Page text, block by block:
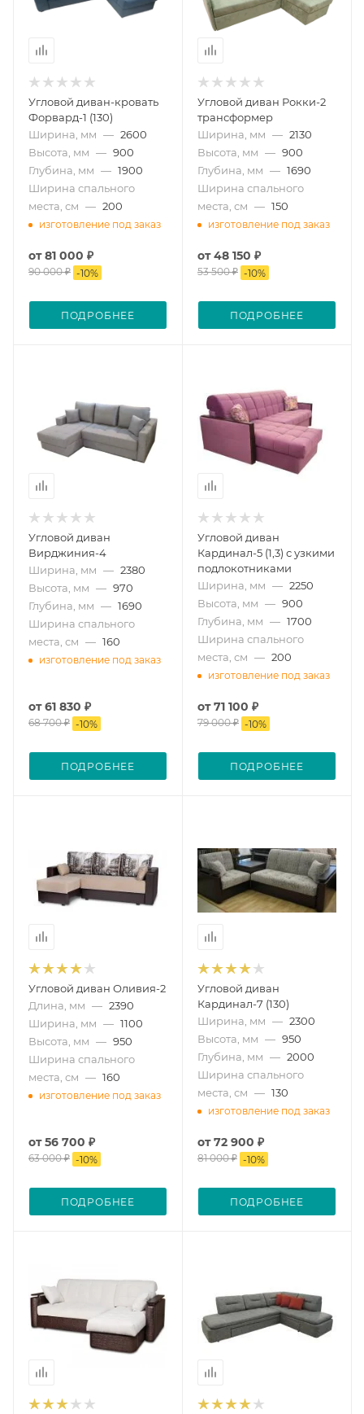
Угловой диван-кровать
Форвард-1 (130)
Ширина, мм — 2600
Высота, мм — 900
Глубина, мм — 1900
Ширина спального
места, см — 200
изготовление под заказ
от81 000 ₽
90 000 ₽ -10%
ПОДРОБНЕЕ
Угловой диван Рокки-2
трансформер
Ширина, мм — 2130
Высота, мм — 900
Глубина, мм — 1690
Ширина спального
места, см — 150
изготовление под заказ
от48 150 ₽
53 500 ₽ -10%
ПОДРОБНЕЕ
Угловой диван
Вирджиния-4
Ширина, мм — 2380
Высота, мм — 970
Глубина, мм — 1690
Ширина спального
места, см — 160
изготовление под заказ
от61 830 ₽
68 700 ₽ -10%
ПОДРОБНЕЕ
Угловой диван
Кардинал-5 (1,3) с узкими
подлокотниками
Ширина, мм — 2250
Высота, мм — 900
Глубина, мм — 1700
Ширина спального
места, см — 200
изготовление под заказ
от71 100 ₽
79 000 ₽ -10%
ПОДРОБНЕЕ
Угловой диван Оливия-2
Длина, мм — 2390
Ширина, мм — 1100
Высота, мм — 950
Ширина спального
места, см — 160
изготовление под заказ
от56 700 ₽
63 000 ₽ -10%
ПОДРОБНЕЕ
Угловой диван
Кардинал-7 (130)
Ширина, мм — 2300
Высота, мм — 950
Глубина, мм — 2000
Ширина спального
места, см — 130
изготовление под заказ
от72 900 ₽
81 000 ₽ -10%
ПОДРОБНЕЕ